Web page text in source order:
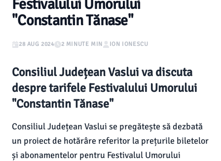
Festivalului Umorului
"Constantin Tănase"
28 AUG 2024 2 MINUTE MIN ION IONESCU
Consiliul Județean Vaslui va discuta
despre tarifele Festivalului Umorului
"Constantin Tănase"
Consiliul Județean Vaslui se pregătește să dezbată
un proiect de hotărâre referitor la prețurile biletelor
și abonamentelor pentru Festivalul Umorului